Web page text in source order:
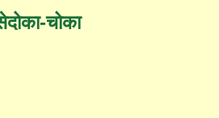
चोका